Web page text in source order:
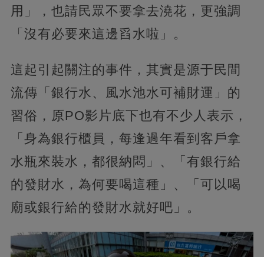
用」，也請民眾不要拿去澆花，更強調
「沒有必要來這邊舀水啦」。
這起引起關注的事件，其實是源于民間
流傳「銀行水、風水池水可補財運」的
習俗，原PO影片底下也有不少人表示，
「身為銀行櫃員，每逢過年看到客戶拿
水瓶來裝水，都很納悶」、「有銀行給
的發財水，為何要喝這種」、「可以喝
廟或銀行給的發財水就好吧」。